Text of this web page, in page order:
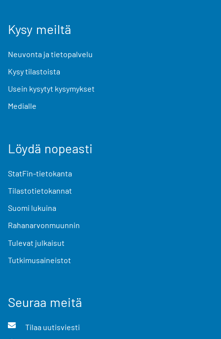
Kysy meiltä
Neuvonta ja tietopalvelu
Kysy tilastoista
Usein kysytyt kysymykset
Medialle
Löydä nopeasti
StatFin-tietokanta
Tilastotietokannat
Suomi lukuina
Rahanarvonmuunnin
Tulevat julkaisut
Tutkimusaineistot
Seuraa meitä
Tilaa uutisviesti